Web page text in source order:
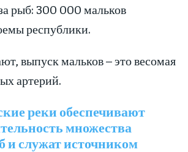
рыб: 300 000 мальков
республики.
выпуск мальков – это весомая
артерий.
реки обеспечивают
множества
и служат источником